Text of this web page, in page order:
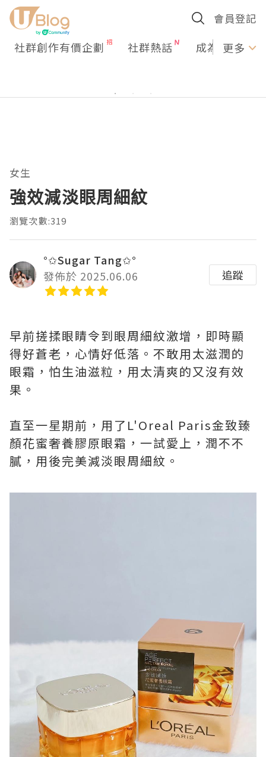
會員登記
社群創作有價企劃 社群熱話 成為U更多
女生
強效減淡眼周細紋
瀏覽次數:319
°✩Sugar Tang✩°
發佈於 2025.06.06
追蹤
早前搓揉眼睛令到眼周細紋激增，即時顯
得好蒼老，心情好低落。不敢用太滋潤的
眼霜，怕生油滋粒，用太清爽的又沒有效
果。
直至一星期前，用了L'Oreal Paris金致臻
顏花蜜奢養膠原眼霜，一試愛上，潤不不
膩，用後完美減淡眼周細紋。